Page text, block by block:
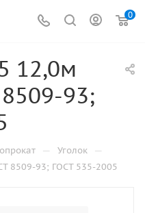
0
12,0м
93;
— Уголок —
8509-93; ГОСТ 535-2005